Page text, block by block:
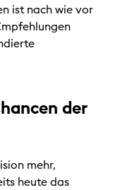
ist nach wie vor
der
mehr,
heute das